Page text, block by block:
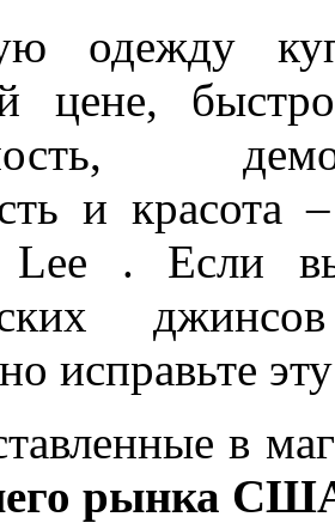
одежду
цене,
и красота
Lee . Если
исправьте
в
рынка